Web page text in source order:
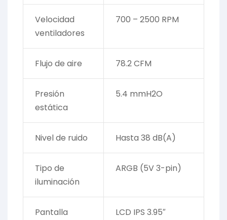
Velocidad
ventiladores
700 – 2500 RPM
Flujo de aire 78.2 CFM
Presión
estática
5.4 mmH2O
Nivel de ruido Hasta 38 dB(A)
Tipo de
iluminación
ARGB (5V 3-pin)
Pantalla LCD IPS 3.95″